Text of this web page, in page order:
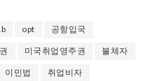
opt 공항입국
미국취업영주권 불체자
이민법 취업비자